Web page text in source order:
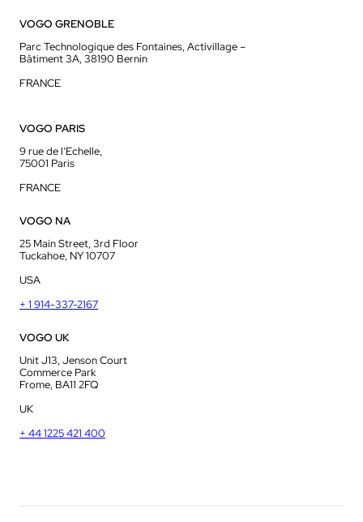
VOGO GRENOBLE
Parc Technologique des Fontaines, Activillage –
Bâtiment 3A, 38190 Bernin
FRANCE
VOGO PARIS
9 rue de l’Echelle,
75001 Paris
FRANCE
VOGO NA
25 Main Street, 3rd Floor
Tuckahoe, NY 10707
USA
+ 1 914-337-2167
VOGO UK
Unit J13, Jenson Court
Commerce Park
Frome, BA11 2FQ
UK
+ 44 1225 421 400